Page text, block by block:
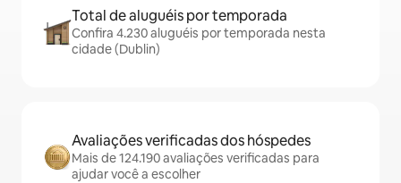
Total de aluguéis por temporada
Confira 4.230 aluguéis por temporada nesta
cidade (Dublin)
Avaliações verificadas dos hóspedes
Mais de 124.190 avaliações verificadas para
ajudar você a escolher